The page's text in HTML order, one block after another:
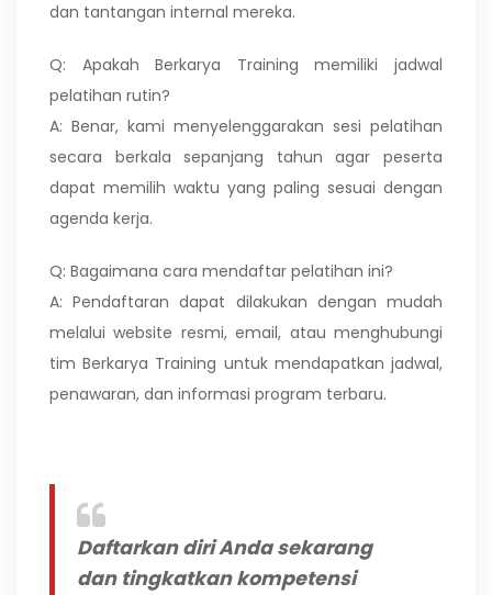
dan tantangan internal mereka.
Q: Apakah Berkarya Training memiliki jadwal
pelatihan rutin?
A: Benar, kami menyelenggarakan sesi pelatihan
secara berkala sepanjang tahun agar peserta
dapat memilih waktu yang paling sesuai dengan
agenda kerja.
Q: Bagaimana cara mendaftar pelatihan ini?
A: Pendaftaran dapat dilakukan dengan mudah
melalui website resmi, email, atau menghubungi
tim Berkarya Training untuk mendapatkan jadwal,
penawaran, dan informasi program terbaru.
Daftarkan diri Anda sekarang
dan tingkatkan kompetensi